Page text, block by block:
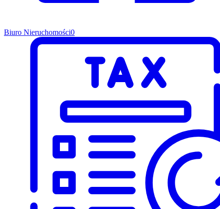
Biuro Nieruchomości0